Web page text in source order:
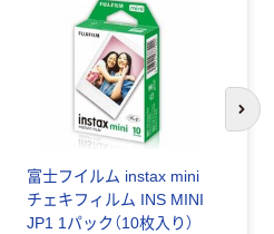
富士フイルム instax mini
チェキフィルム INS MINI
JP1 1パック（10枚入り）
次